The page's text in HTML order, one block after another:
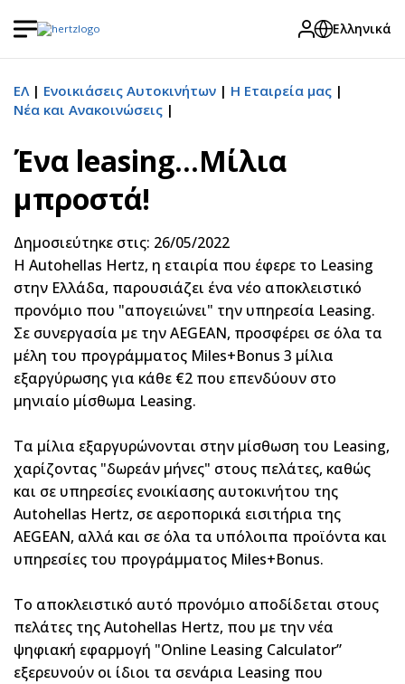
Ελληνικά
ΕΛ Ενοικιάσεις Αυτοκινήτων
Η Εταιρεία μας
Νέα και Ανακοινώσεις
Ένα leasing...Μίλια
μπροστά!
Δημοσιεύτηκε στις: 26/05/2022
H Autohellas Hertz, η εταιρία που έφερε το Leasing
στην Ελλάδα, παρουσιάζει ένα νέο αποκλειστικό
προνόμιο που "απογειώνει" την υπηρεσία Leasing.
Σε συνεργασία με την AEGEAN, προσφέρει σε όλα τα
μέλη του προγράμματος Miles+Bonus 3 μίλια
εξαργύρωσης για κάθε €2 που επενδύουν στο
μηνιαίο μίσθωμα Leasing.
Τα μίλια εξαργυρώνονται στην μίσθωση του Leasing,
χαρίζοντας "δωρεάν μήνες" στους πελάτες, καθώς
και σε υπηρεσίες ενοικίασης αυτοκινήτου της
Autohellas Hertz, σε αεροπορικά εισιτήρια της
AEGEAN, αλλά και σε όλα τα υπόλοιπα προϊόντα και
υπηρεσίες του προγράμματος Miles+Bonus.
Το αποκλειστικό αυτό προνόμιο αποδίδεται στους
πελάτες της Autohellas Hertz, που με την νέα
ψηφιακή εφαρμογή "Online Leasing Calculator”
εξερευνούν οι ίδιοι τα σενάρια Leasing που